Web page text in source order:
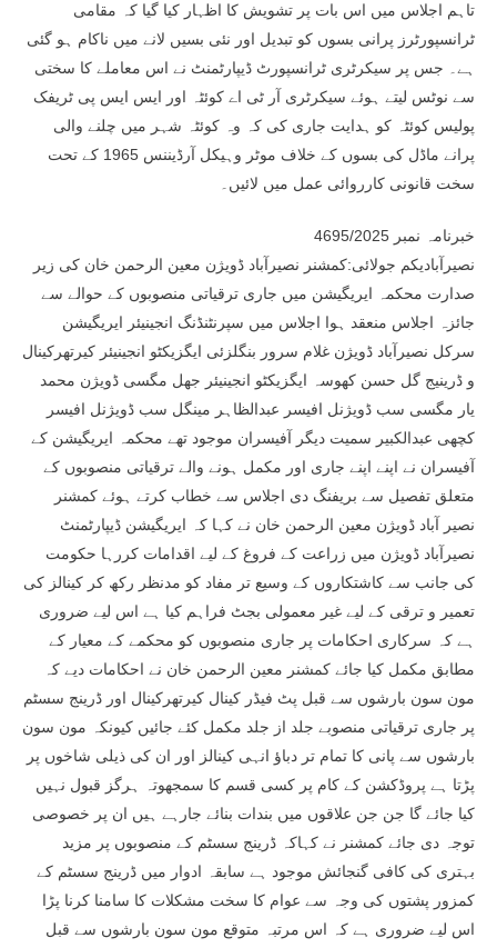
تاہم اجلاس میں اس بات پر تشویش کا اظہار کیا گیا کہ مقامی
ٹرانسپورٹرز پرانی بسوں کو تبدیل اور نئی بسیں لانے میں ناکام ہو گئی
ہے۔ جس پر سیکرٹری ٹرانسپورٹ ڈیپارٹمنٹ نے اس معاملے کا سختی
سے نوٹس لیتے ہوئے سیکرٹری آر ٹی اے کوئٹہ اور ایس ایس پی ٹریفک
پولیس کوئٹہ کو ہدایت جاری کی کہ وہ کوئٹہ شہر میں چلنے والی
پرانے ماڈل کی بسوں کے خلاف موٹر وہیکل آرڈیننس 1965 کے تحت
سخت قانونی کارروائی عمل میں لائیں۔
خبرنامہ نمبر 4695/2025
نصیرآبادیکم جولائی:کمشنر نصیرآباد ڈویژن معین الرحمن خان کی زیر
صدارت محکمہ ایریگیشن میں جاری ترقیاتی منصوبوں کے حوالے سے
جائزہ اجلاس منعقد ہوا اجلاس میں سپرنٹنڈنگ انجینیئر ایریگیشن
سرکل نصیرآباد ڈویژن غلام سرور بنگلزئی ایگزیکٹو انجینیئر کیرتھرکینال
و ڈرینیج گل حسن کھوسہ ایگزیکٹو انجینیئر جھل مگسی ڈویژن محمد
یار مگسی سب ڈویژنل افیسر عبدالظاہر مینگل سب ڈویژنل افیسر
کچھی عبدالکبیر سمیت دیگر آفیسران موجود تھے محکمہ ایریگیشن کے
آفیسران نے اپنے اپنے جاری اور مکمل ہونے والے ترقیاتی منصوبوں کے
متعلق تفصیل سے بریفنگ دی اجلاس سے خطاب کرتے ہوئے کمشنر
نصیر آباد ڈویژن معین الرحمن خان نے کہا کہ ایریگیشن ڈیپارٹمنٹ
نصیرآباد ڈویژن میں زراعت کے فروغ کے لیے اقدامات کررہا حکومت
کی جانب سے کاشتکاروں کے وسیع تر مفاد کو مدنظر رکھ کر کینالز کی
تعمیر و ترقی کے لیے غیر معمولی بجٹ فراہم کیا ہے اس لیے ضروری
ہے کہ سرکاری احکامات پر جاری منصوبوں کو محکمے کے معیار کے
مطابق مکمل کیا جائے کمشنر معین الرحمن خان نے احکامات دیے کہ
مون سون بارشوں سے قبل پٹ فیڈر کینال کیرتھرکینال اور ڈرینج سسٹم
پر جاری ترقیاتی منصوبے جلد از جلد مکمل کئے جائیں کیونکہ مون سون
بارشوں سے پانی کا تمام تر دباؤ انہی کینالز اور ان کی ذیلی شاخوں پر
پڑتا ہے پروڈکشن کے کام پر کسی قسم کا سمجھوتہ ہرگز قبول نہیں
کیا جائے گا جن جن علاقوں میں بندات بنائے جارہے ہیں ان پر خصوصی
توجہ دی جائے کمشنر نے کہاکہ ڈرینج سسٹم کے منصوبوں پر مزید
بہتری کی کافی گنجائش موجود ہے سابقہ ادوار میں ڈرینج سسٹم کے
کمزور پشتوں کی وجہ سے عوام کا سخت مشکلات کا سامنا کرنا پڑا
اس لیے ضروری ہے کہ اس مرتبہ متوقع مون سون بارشوں سے قبل